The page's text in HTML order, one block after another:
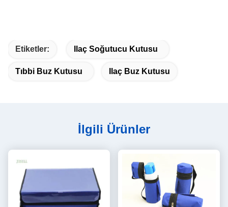
Etiketler: Ilaç Soğutucu Kutusu
Tıbbi Buz Kutusu Ilaç Buz Kutusu
İlgili Ürünler